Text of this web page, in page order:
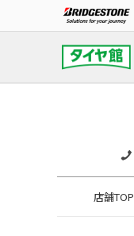
店舗TOP